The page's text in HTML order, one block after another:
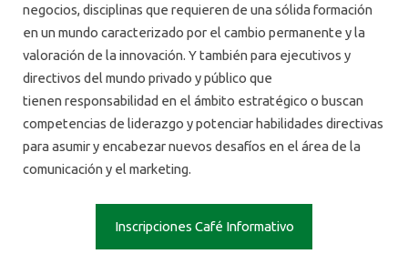
negocios, disciplinas que requieren de una sólida formación
en un mundo caracterizado por el cambio permanente y la
valoración de la innovación. Y también para ejecutivos y
directivos del mundo privado y público que
tienen responsabilidad en el ámbito estratégico o buscan
competencias de liderazgo y potenciar habilidades directivas
para asumir y encabezar nuevos desafíos en el área de la
comunicación y el marketing.
Inscripciones Café Informativo